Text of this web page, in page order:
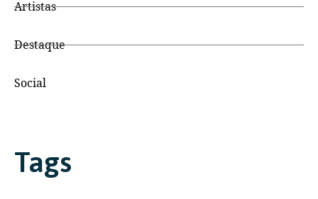
Artistas
Destaque
Social
Tags